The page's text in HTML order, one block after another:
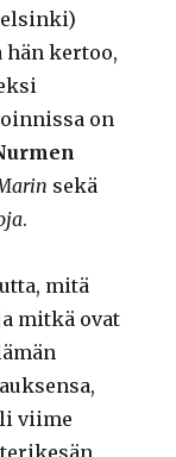
hän kertoo,
on
sekä
.
mitä
mitkä ovat
viime